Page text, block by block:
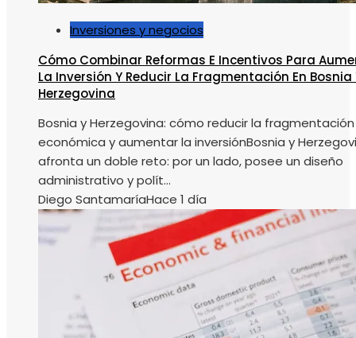
Inversiones y negocios
Cómo Combinar Reformas E Incentivos Para
La Inversión Y Reducir La Fragmentación En Bosnia
Herzegovina
Bosnia y Herzegovina: cómo reducir la fragmentación
económica y aumentar la inversiónBosnia y
afronta un doble reto: por un lado, posee un diseño
administrativo y polít...
Diego SantamaríaHace 1 día